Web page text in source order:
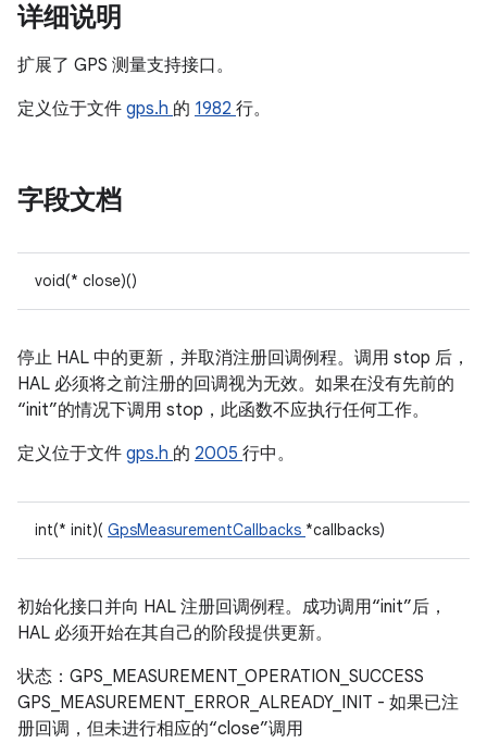
详细说明
扩展了 GPS 测量支持接口。
定义位于文件 gps.h 的 1982 行。
字段文档
void(* close)()
停止 HAL 中的更新，并取消注册回调例程。调用 stop 后，
HAL 必须将之前注册的回调视为无效。如果在没有先前的
“init”的情况下调用 stop，此函数不应执行任何工作。
定义位于文件 gps.h 的 2005 行中。
int(* init)( GpsMeasurementCallbacks *callbacks)
初始化接口并向 HAL 注册回调例程。成功调用“init”后，
HAL 必须开始在其自己的阶段提供更新。
状态：GPS_MEASUREMENT_OPERATION_SUCCESS
GPS_MEASUREMENT_ERROR_ALREADY_INIT - 如果已注
册回调，但未进行相应的“close”调用